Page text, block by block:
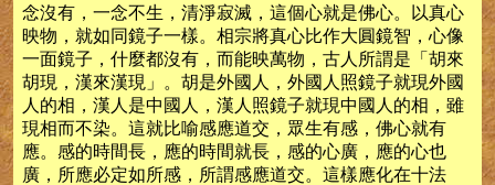
念沒有，一念不生，清淨寂滅，這個心就是佛心。以真心
映物，就如同鏡子一樣。相宗將真心比作大圓鏡智，心像
一面鏡子，什麼都沒有，而能映萬物，古人所謂是「胡來
胡現，漢來漢現」。胡是外國人，外國人照鏡子就現外國
人的相，漢人是中國人，漢人照鏡子就現中國人的相，雖
現相而不染。這就比喻感應道交，眾生有感，佛心就有
應。感的時間長，應的時間就長，感的心廣，應的心也
廣，所應必定如所感，所謂感應道交。這樣應化在十法